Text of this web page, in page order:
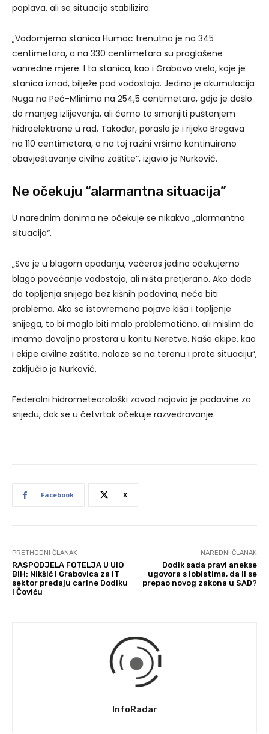
poplava, ali se situacija stabilizira.
„Vodomjerna stanica Humac trenutno je na 345
centimetara, a na 330 centimetara su proglašene
vanredne mjere. I ta stanica, kao i Grabovo vrelo, koje je
stanica iznad, bilježe pad vodostaja. Jedino je akumulacija
Nuga na Peć-Mlinima na 254,5 centimetara, gdje je došlo
do manjeg izlijevanja, ali ćemo to smanjiti puštanjem
hidroelektrane u rad. Također, porasla je i rijeka Bregava
na 110 centimetara, a na toj razini vršimo kontinuirano
obavještavanje civilne zaštite“, izjavio je Nurković.
Ne očekuju “alarmantna situacija”
U narednim danima ne očekuje se nikakva „alarmantna
situacija“.
„Sve je u blagom opadanju, večeras jedino očekujemo
blago povećanje vodostaja, ali ništa pretjerano. Ako dođe
do topljenja snijega bez kišnih padavina, neće biti
problema. Ako se istovremeno pojave kiša i topljenje
snijega, to bi moglo biti malo problematično, ali mislim da
imamo dovoljno prostora u koritu Neretve. Naše ekipe, kao
i ekipe civilne zaštite, nalaze se na terenu i prate situaciju“,
zaključio je Nurković.
Federalni hidrometeorološki zavod najavio je padavine za
srijedu, dok se u četvrtak očekuje razvedravanje.
Facebook X
PRETHODNI ČLANAK
RASPODJELA FOTELJA U UIO
BIH: Nikšić i Grabovica za IT
sektor predaju carine Dodiku
i Čoviću
NAREDNI ČLANAK
Dodik sada pravi anekse
ugovora s lobistima, da li se
prepao novog zakona u SAD?
InfoRadar